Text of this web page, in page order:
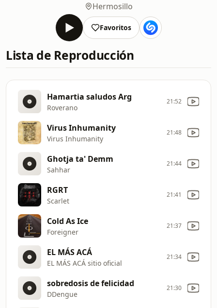
Hermosillo
Favoritos
Lista de Reproducción
Hamartia saludos Arg
Roverano
21:52
Virus Inhumanity
Virus Inhumanity
21:48
Ghotja ta' Demm
Sahhar
21:44
RGRT
Scarlet
21:41
Cold As Ice
Foreigner
21:37
EL MÁS ACÁ
EL MÁS ACÁ sitio oficial
21:34
sobredosis de felicidad
DDengue
21:30